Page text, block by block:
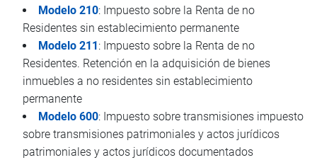
Modelo 210: Impuesto sobre la Renta de no
Residentes sin establecimiento permanente
Modelo 211 : Impuesto sobre la Renta de no
Residentes. Retención en la adquisición de bienes
inmuebles a no residentes sin establecimiento
permanente
Modelo 600: Impuesto sobre transmisiones impuesto
sobre transmisiones patrimoniales y actos jurídicos
patrimoniales y actos jurídicos documentados